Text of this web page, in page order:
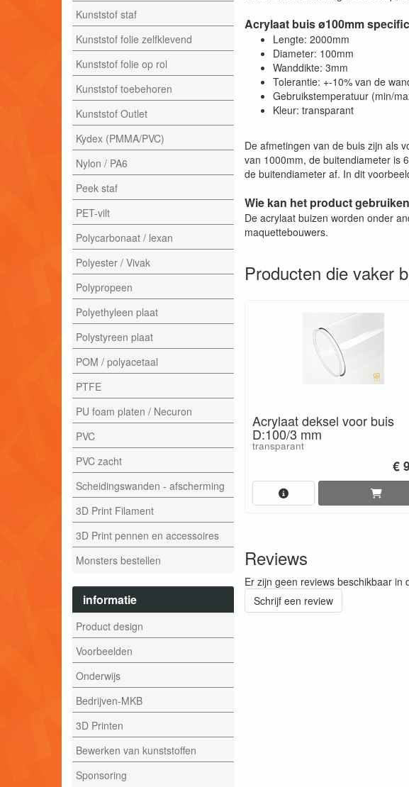
Kunststof staf
Kunststof folie zelfklevend
Kunststof folie op rol
Kunststof toebehoren
Kunststof Outlet
Kydex (PMMA/PVC)
Nylon / PA6
Peek staf
PET-vilt
Polycarbonaat / lexan
Polyester / Vivak
Polypropeen
Polyethyleen plaat
Polystyreen plaat
POM / polyacetaal
PTFE
PU foam platen / Necuron
PVC
PVC zacht
Scheidingswanden - afscherming
3D Print Filament
3D Print pennen en accessoires
Monsters bestellen
informatie
Product design
Voorbeelden
Onderwijs
Bedrijven-MKB
3D Printen
Bewerken van kunststoffen
Sponsoring
Acrylaat buis ø100mm
Lengte: 2000mm
Diameter: 100mm
Wanddikte: 3mm
Tolerantie: +-10% van de
Gebruikstemperatuur (min/
Kleur: transparant
De afmetingen van de buis zijn als
van 1000mm, de buitendiameter is
de buitendiameter af. In dit
Wie kan het product
De acrylaat buizen worden onder
maquettebouwers.
Producten die vaker
Acrylaat deksel voor buis
D:100/3 mm
transparant
€
Reviews
Er zijn geen reviews beschikbaar in
Schrijf een review